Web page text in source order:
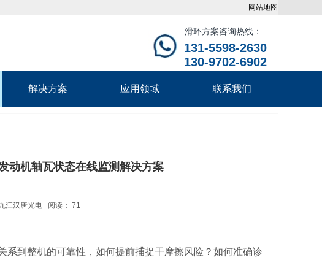
131-5598-2630
130-9702-6902
滑环方案咨询热线：
网站地图
解决方案 应用领域 联系我们
机轴瓦状态在线监测解决方案
江汉唐光电 阅读： 71
到整机的可靠性，如何提前捕捉干摩擦风险？如何准确诊